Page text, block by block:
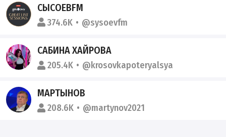
СЫСОЕВFM
374.6K @sysoevfm
САБИНА ХАЙРОВА
205.4K @krosovkapoteryalsya
МАРТЫНОВ
208.6K @martynov2021